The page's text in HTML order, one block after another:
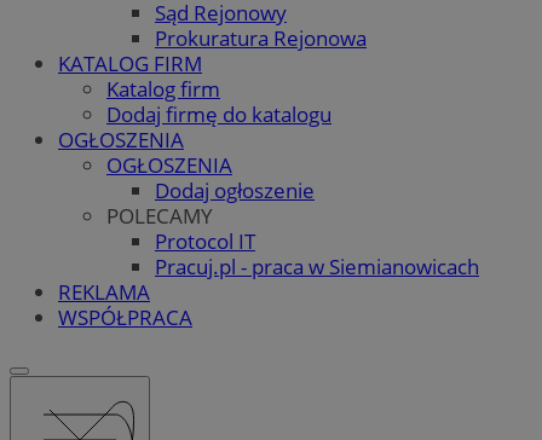
Sąd Rejonowy
Prokuratura Rejonowa
KATALOG FIRM
Katalog firm
Dodaj firmę do katalogu
OGŁOSZENIA
OGŁOSZENIA
Dodaj ogłoszenie
POLECAMY
Protocol IT
Pracuj.pl - praca w Siemianowicach
REKLAMA
WSPÓŁPRACA